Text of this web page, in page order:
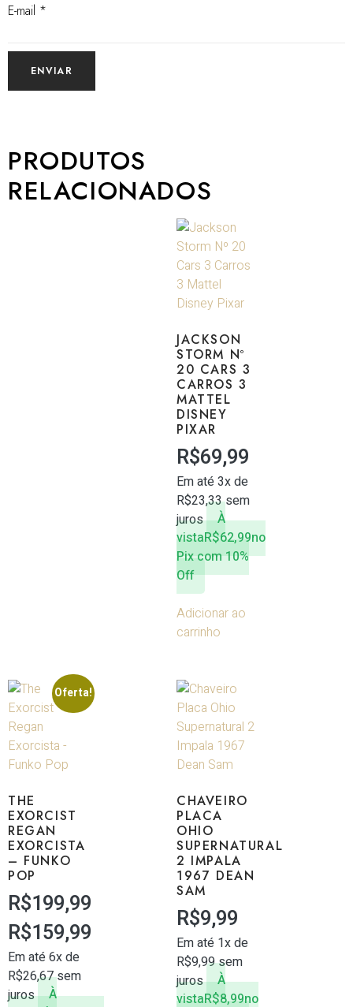
E-mail *
PRODUTOS
RELACIONADOS
JACKSON
STORM Nº
20 CARS 3
CARROS 3
MATTEL
DISNEY
PIXAR
R$69,99
Em até 3x de
R$23,33sem
juros
À
vistaR$62,99no
Pix com 10%
Off
Adicionar ao
carrinho
Oferta!
THE
EXORCIST
REGAN
EXORCISTA
– FUNKO
POP
R$199,99
R$159,99
Em até 6x de
R$26,67sem
juros
À
CHAVEIRO
PLACA
OHIO
SUPERNATURAL
2 IMPALA
1967 DEAN
SAM
R$9,99
Em até 1x de
R$9,99sem
juros
À
vistaR$8,99no